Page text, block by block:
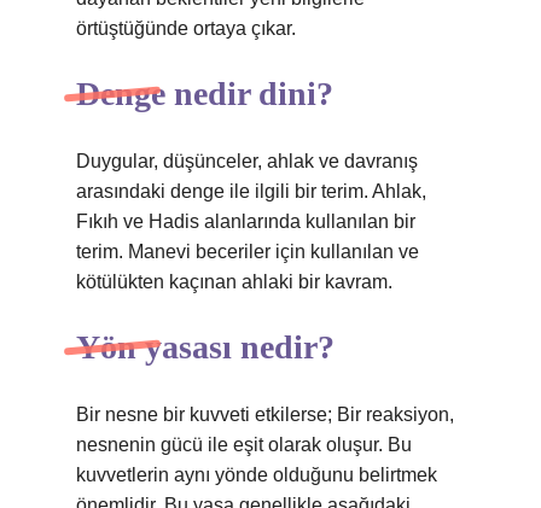
örtüştüğünde ortaya çıkar.
Denge nedir dini?
Duygular, düşünceler, ahlak ve davranış
arasındaki denge ile ilgili bir terim. Ahlak,
Fıkıh ve Hadis alanlarında kullanılan bir
terim. Manevi beceriler için kullanılan ve
kötülükten kaçınan ahlaki bir kavram.
Yön yasası nedir?
Bir nesne bir kuvveti etkilerse; Bir reaksiyon,
nesnenin gücü ile eşit olarak oluşur. Bu
kuvvetlerin aynı yönde olduğunu belirtmek